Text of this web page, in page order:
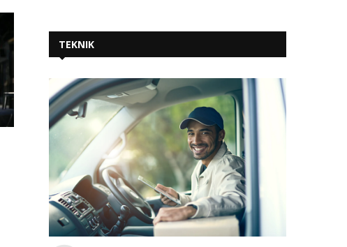
Nordec levererar stommen till
Hitachi Energys utbyggnad i...
2026-07-17
Orterna där
TEKNIK